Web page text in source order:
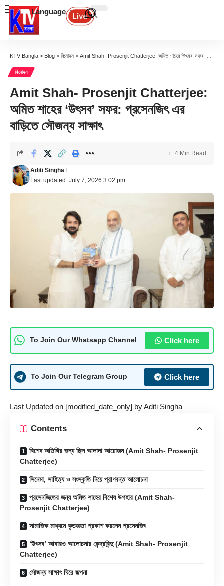
Language
KTV Bangla > Blog > বিনোদন > Amit Shah- Prosenjit Chatterjee: অমিত শাহের ‘উৎসব’ সফর: প্রসেনজিৎ এর বাড়িতে সৌজন্য সাক্ষাৎ
বিনোদন
Amit Shah- Prosenjit Chatterjee:
অমিত শাহের ‘উৎসব’ সফর: প্রসেনজিৎ এর
বাড়িতে সৌজন্য সাক্ষাৎ
Last updated: July 7, 2026 3:02 pm
Aditi Singha
4 Min Read
To Join Our Whatsapp Channel Click here
To Join Our Telegram Group Click here
Last Updated on [modified_date_only] byAditi Singha
Contents
বিশেষ অতিথির জন্য ছিল আলাদা আয়োজন (Amit Shah- Prosenjit
Chatterjee)
সিনেমা, সাহিত্য ও সংস্কৃতি নিয়ে প্রাণবন্ত আলোচনা
প্রসেনজিতের জন্য অমিত শাহের বিশেষ উপহার (Amit Shah-
Prosenjit Chatterjee)
সামাজিক মাধ্যমে কৃতজ্ঞতা প্রকাশ করলেন প্রসেনজিৎ
‘উৎসব’ আবারও আলোচনার কেন্দ্রবিন্দু (Amit Shah- Prosenjit
Chatterjee)
সৌজন্য সাক্ষাৎ ঘিরে জল্পনা